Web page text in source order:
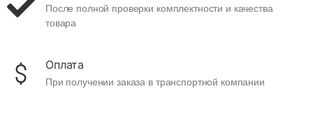
После полной проверки комплектности и качества
товара
Оплата
При получении заказа в транспортной компании